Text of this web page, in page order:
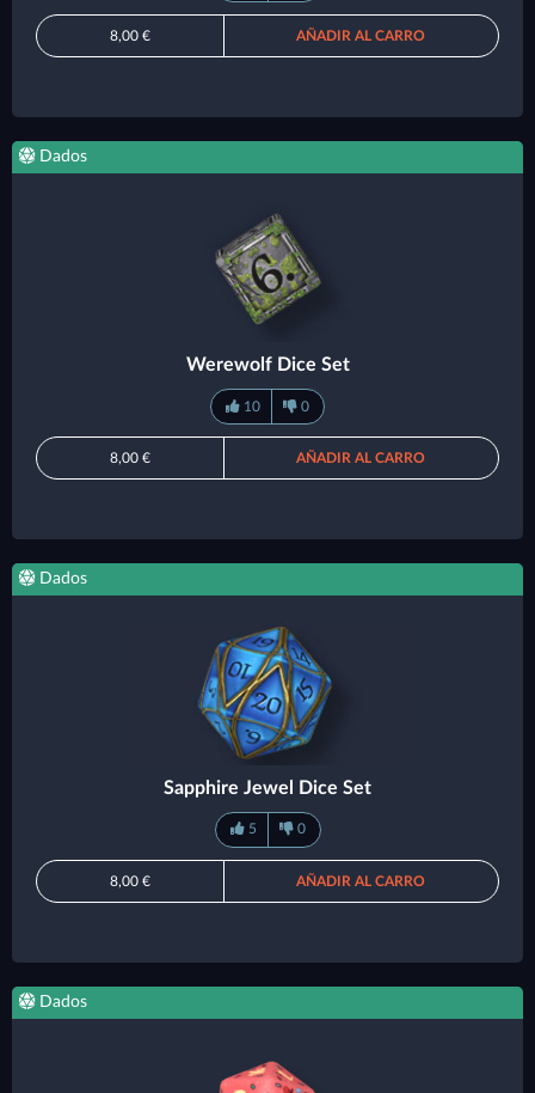
8,00 € AÑADIR AL CARRO
Dados
Werewolf Dice Set
10 0
8,00 € AÑADIR AL CARRO
Dados
Sapphire Jewel Dice Set
5 0
8,00 € AÑADIR AL CARRO
Dados